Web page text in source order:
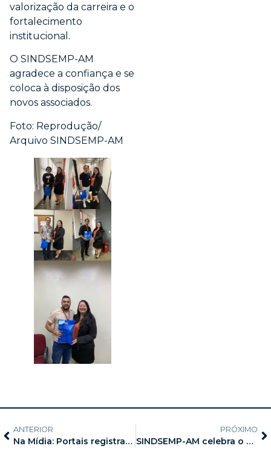
valorização da carreira e o
fortalecimento
institucional.
O SINDSEMP-AM
agradece a confiança e se
coloca à disposição dos
novos associados.
Foto: Reprodução/
Arquivo SINDSEMP-AM
ANTERIOR
Na Mídia: Portais registram apoios do SINDSEMP-AM ao movimento de fortalecimento sindical
PRÓXIMO
SINDSEMP-AM celebra o Dia Internacional da Mulher com a 5ª edição do projeto SIND-DELAS